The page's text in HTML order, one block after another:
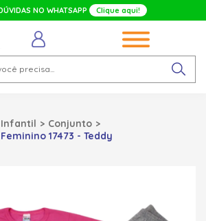
NO WHATSAPP Clique aqui!
Infantil
Conjunto
17473 - Teddy